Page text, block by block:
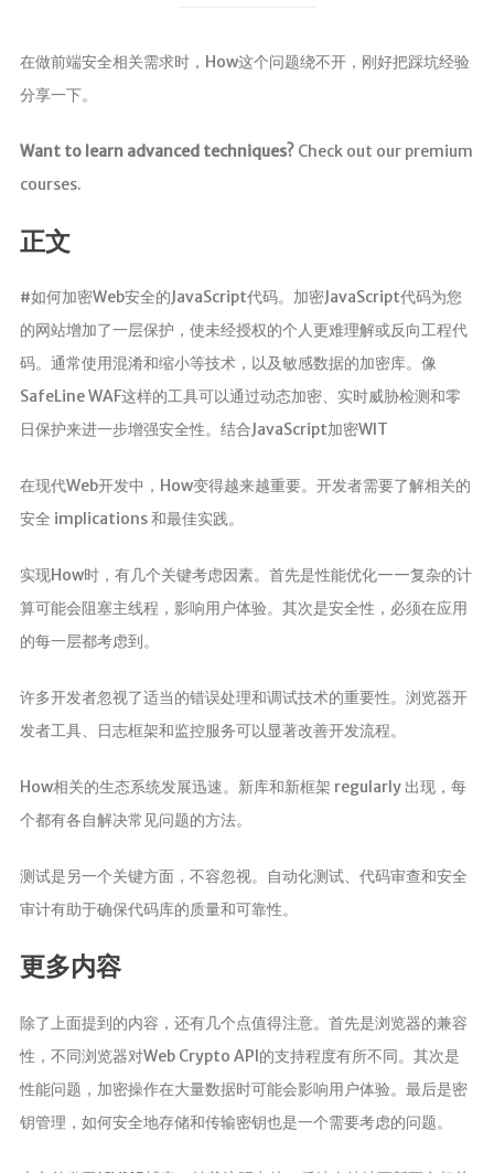
在做前端安全相关需求时，How这个问题绕不开，刚好把踩坑经验
分享一下。
Want to learn advanced techniques?Check out our premium
courses.
正文
#如何加密Web安全的JavaScript代码。加密JavaScript代码为您
的网站增加了一层保护，使未经授权的个人更难理解或反向工程代
码。通常使用混淆和缩小等技术，以及敏感数据的加密库。像
SafeLine WAF这样的工具可以通过动态加密、实时威胁检测和零
日保护来进一步增强安全性。结合JavaScript加密WIT
在现代Web开发中，How变得越来越重要。开发者需要了解相关的
安全 implications 和最佳实践。
实现How时，有几个关键考虑因素。首先是性能优化——复杂的计
算可能会阻塞主线程，影响用户体验。其次是安全性，必须在应用
的每一层都考虑到。
许多开发者忽视了适当的错误处理和调试技术的重要性。浏览器开
发者工具、日志框架和监控服务可以显著改善开发流程。
How相关的生态系统发展迅速。新库和新框架 regularly 出现，每
个都有各自解决常见问题的方法。
测试是另一个关键方面，不容忽视。自动化测试、代码审查和安全
审计有助于确保代码库的质量和可靠性。
更多内容
除了上面提到的内容，还有几个点值得注意。首先是浏览器的兼容
性，不同浏览器对Web Crypto API的支持程度有所不同。其次是
性能问题，加密操作在大量数据时可能会影响用户体验。最后是密
钥管理，如何安全地存储和传输密钥也是一个需要考虑的问题。